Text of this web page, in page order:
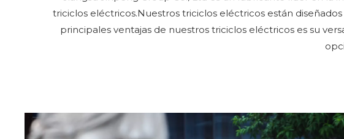
triciclos eléctricos.Nuestros triciclos eléctricos están
principales ventajas de nuestros triciclos eléctricos es su